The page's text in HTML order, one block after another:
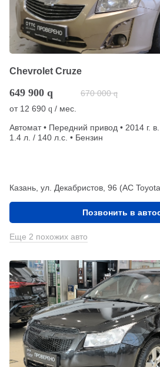
Chevrolet Cruze
649 900 q 670 000 q
от 12 690 q / мес.
Автомат • Передний привод • 2014 г.
1.4 л. / 140 л.с. • Бензин
Казань, ул. Декабристов, 96 (АС
Позвонить в
Еще 2 похожих авто